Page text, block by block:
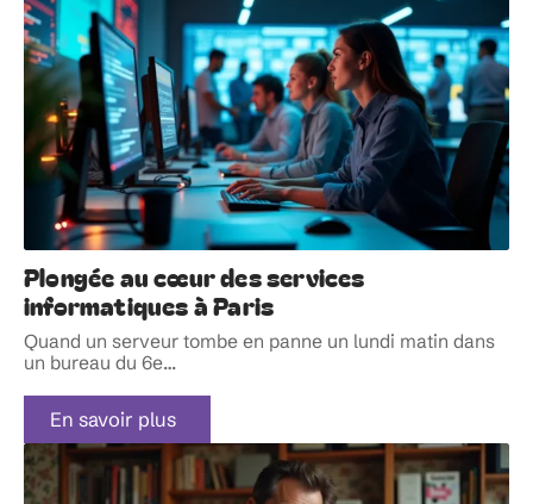
Plongée au cœur des services
informatiques à Paris
Quand un serveur tombe en panne un lundi matin dans
un bureau du 6e…
En savoir plus